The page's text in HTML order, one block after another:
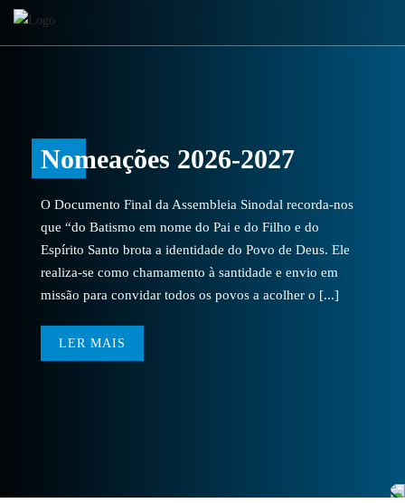
Nomeações 2026-2027
O Documento Final da Assembleia Sinodal recorda-nos
que “do Batismo em nome do Pai e do Filho e do
Espírito Santo brota a identidade do Povo de Deus. Ele
realiza-se como chamamento à santidade e envio em
missão para convidar todos os povos a acolher o [...]
LER MAIS